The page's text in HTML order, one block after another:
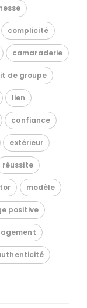
complicité
camaraderie
de groupe
lien
confiance
extérieur
réussite
modèle
positive